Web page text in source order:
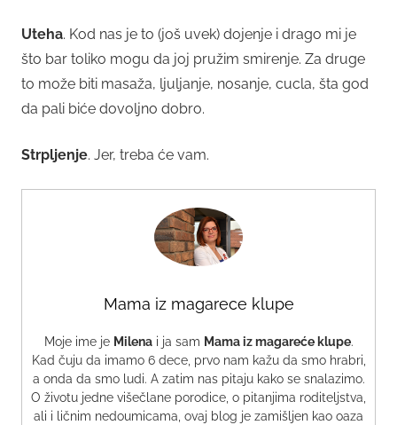
Uteha. Kod nas je to (još uvek) dojenje i drago mi je
što bar toliko mogu da joj pružim smirenje. Za druge
to može biti masaža, ljuljanje, nosanje, cucla, šta god
da pali biće dovoljno dobro.
Strpljenje. Jer, treba će vam.
Mama iz magarece klupe
Moje ime je Milenai ja sam Mama iz magareće klupe.
Kad čuju da imamo 6 dece, prvo nam kažu da smo hrabri,
a onda da smo ludi. A zatim nas pitaju kako se snalazimo.
O životu jedne višečlane porodice, o pitanjima roditeljstva,
ali i ličnim nedoumicama, ovaj blog je zamišljen kao oaza